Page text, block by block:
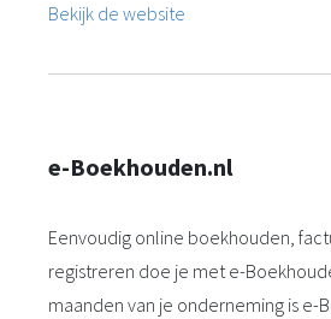
Bekijk de website
e-Boekhouden.nl
Eenvoudig online boekhouden,
registreren doe je met e-
maanden van je onderneming is e-